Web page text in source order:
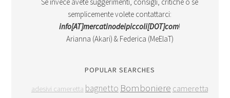
semplicemente volete contattarci:
info[AT]mercatinodeipiccoli[DOT]com!
Arianna (Akari) & Federica (MeElaT)
POPULAR SEARCHES
adesivi cameretta bagnetto Bomboniere cameretta